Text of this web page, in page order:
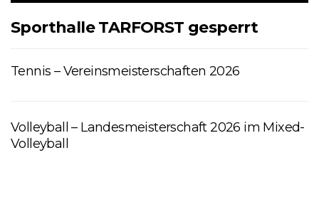
Sporthalle TARFORST gesperrt
Tennis – Vereinsmeisterschaften 2026
Volleyball – Landesmeisterschaft 2026 im Mixed-
Volleyball